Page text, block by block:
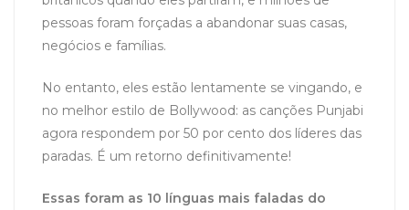
pessoas foram forçadas a abandonar suas casas,
negócios e famílias.
No entanto, eles estão lentamente se vingando, e
no melhor estilo de Bollywood: as canções Punjabi
agora respondem por 50 por cento dos líderes das
paradas. É um retorno definitivamente!
Essas foram as 10 línguas mais faladas do